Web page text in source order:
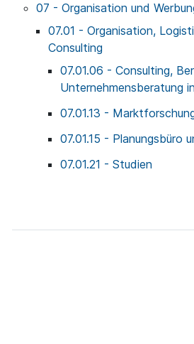
07 - Organisation und
07.01 - Organisation,
Consulting
07.01.06 - Consulting,
Unternehmensberatung
07.01.13 -
07.01.15 - Planungsbüro
07.01.21 - Studien